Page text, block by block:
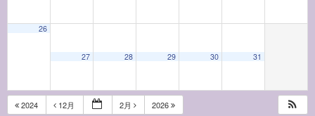
26
27 28 29 30 31
2024 12月 2月 2026